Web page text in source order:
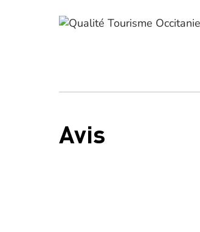
Avis